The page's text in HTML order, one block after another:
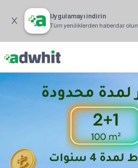
Uygulamayı indirin
Tüm yeniliklerden haberdar olun